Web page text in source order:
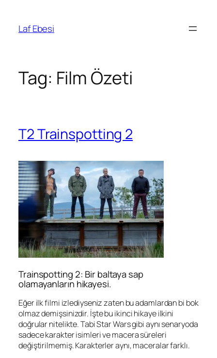
content
Laf Ebesi
Tag: Film Özeti
T2 Trainspotting 2
Trainspotting 2: Bir baltaya sap
olamayanların hikayesi.
Eğer ilk filmi izlediyseniz zaten bu adamlardan bi bok
olmaz demişsinizdir. İşte bu ikinci hikaye ilkini
doğrular nitelikte. Tabi Star Wars gibi aynı senaryoda
sadece karakter isimleri ve macera süreleri
değiştirilmemiş. Karakterler aynı, maceralar farklı.